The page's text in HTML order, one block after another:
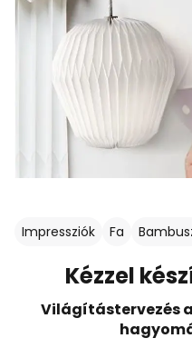
Impressziók Fa
Kézzel
Világítástervezés